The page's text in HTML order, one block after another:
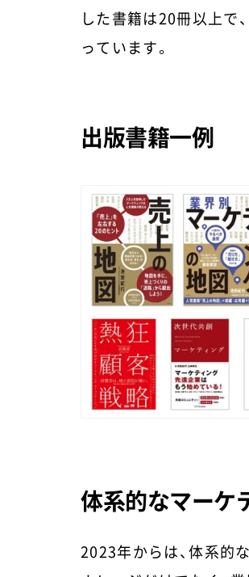
した書籍は20冊以上で
っています。
出版書籍一例
体系的なマーケ
2023年からは、体系的